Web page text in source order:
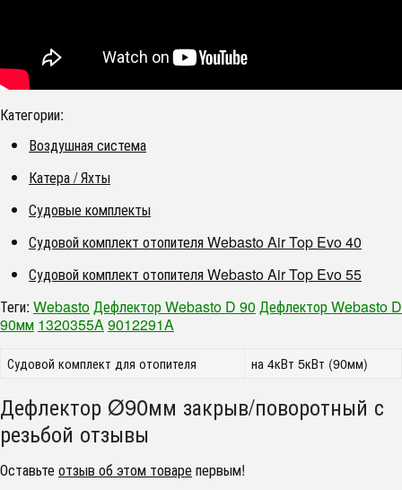
Категории:
Воздушная система
Катера / Яхты
Судовые комплекты
Судовой комплект отопителя Webasto Air Top Evo 40
Судовой комплект отопителя Webasto Air Top Evo 55
Теги: WebastoДефлектор Webasto D 90 Дефлектор Webasto D
90мм 1320355A9012291A
Судовой комплект для отопителя на 4кВт 5кВт (90мм)
Дефлектор Ø90мм закрыв/поворотный с
резьбой отзывы
Оставьтеотзыв об этом товарепервым!